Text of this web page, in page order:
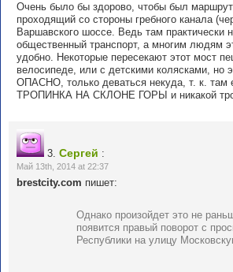
Очень было бы здорово, чтобы был
проходящий со стороны гребного канала
Варшавского шоссе. Ведь там практически
общественный транспорт, а многим людям
удобно. Некоторые пересекают этот мост
велосипеде, или с детскими колясками, но
ОПАСНО, только деваться некуда, т. к. там
ТРОПИНКА НА СКЛОНЕ ГОРЫ и никакой
3. Сергей :
Май 13th, 2014 at 22:37
brestcity.com пишет:
Однако произойдет это не
появится правый поворот с
Республики на улицу